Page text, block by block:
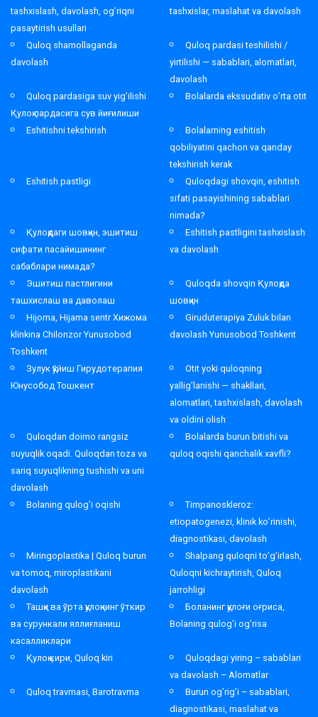
tashxislash, davolash, og’riqni
pasaytirish usullari
tashxislar, maslahat va davolash
Quloq shamollaganda
davolash
Quloq pardasi teshilishi /
yirtilishi — sabablari, alomatlari,
davolash
Quloq pardasiga suv yig’ilishi
Қулоқ пардасига сув йиғилиши
Bolalarda ekssudativ o’rta otit
Eshitishni tekshirish
Bolalarning eshitish
qobiliyatini qachon va qanday
tekshirish kerak
Eshitish pastligi
Quloqdagi shovqin, eshitish
sifati pasayishining sabablari
nimada?
Қулоқдаги шовқин, эшитиш
сифати пасайишининг
сабаблари нимада?
Eshitish pastligini tashxislash
va davolash
Эшитиш пастлигини
ташхислаш ва даволаш
Quloqda shovqin Қулоқда
шовқин
Hijoma, Hijama sentr Хижома
klinkina Chilonzor Yunusobod
Toshkent
Giruduterapiya Zuluk bilan
davolash Yunusobod Toshkent
Зулук қўйиш Гирудотерапия
Юнусобод Тошкент
Otit yoki quloqning
yallig’lanishi — shakllari,
alomatlari, tashxislash, davolash
va oldini olish
Quloqdan doimo rangsiz
suyuqlik oqadi. Quloqdan toza va
sariq suyuqlikning tushishi va uni
davolash
Bolalarda burun bitishi va
quloq oqishi qanchalik xavfli?
Bolaning qulog’i oqishi
Timpanoskleroz:
etiopatogenezi, klinik ko’rinishi,
diagnostikasi, davolash
Miringoplastika | Quloq burun
va tomoq, miroplastikani
davolash
Shalpang quloqni to’g’irlash,
Quloqni kichraytirish, Quloq
jarrohligi
Ташқи ва ўрта қулоқнинг ўткир
ва сурункали яллиғланиш
касалликлари
Боланинг қулоғи оғриса,
Bolaning qulog’i og’risa
Қулоқ кири, Quloq kiri
Quloqdagi yiring – sabablari
va davolash – Alomatlar
Quloq travmasi, Barotravma
Burun og’rig’i – sabablari,
diagnostikasi, maslahat va